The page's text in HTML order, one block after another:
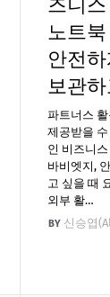
즈니
노트
안전
보관
파트너스
제공받을
인 비즈니
바비엣지,
고 싶을 때
외부 활…
신승엽